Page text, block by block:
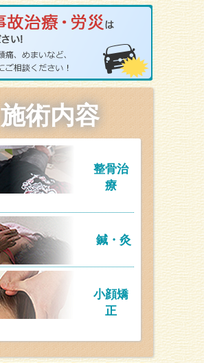
施術内容
整骨治
療
鍼・灸
小顔矯
正